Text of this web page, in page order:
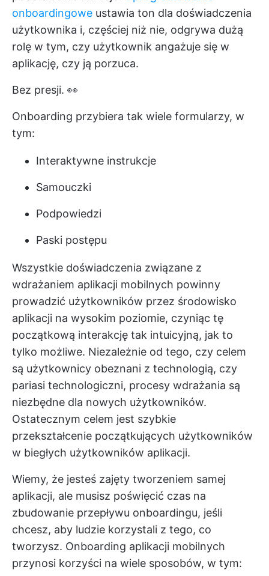
onboardingowe ustawia ton dla doświadczenia
użytkownika i, częściej niż nie, odgrywa dużą
rolę w tym, czy użytkownik angażuje się w
aplikację, czy ją porzuca.
Bez presji. 👀
Onboarding przybiera tak wiele formularzy, w
tym:
Interaktywne instrukcje
Samouczki
Podpowiedzi
Paski postępu
Wszystkie doświadczenia związane z
wdrażaniem aplikacji mobilnych powinny
prowadzić użytkowników przez środowisko
aplikacji na wysokim poziomie, czyniąc tę
początkową interakcję tak intuicyjną, jak to
tylko możliwe. Niezależnie od tego, czy celem
są użytkownicy obeznani z technologią, czy
pariasi technologiczni, procesy wdrażania są
niezbędne dla nowych użytkowników.
Ostatecznym celem jest szybkie
przekształcenie początkujących użytkowników
w biegłych użytkowników aplikacji.
Wiemy, że jesteś zajęty tworzeniem samej
aplikacji, ale musisz poświęcić czas na
zbudowanie przepływu onboardingu, jeśli
chcesz, aby ludzie korzystali z tego, co
tworzysz. Onboarding aplikacji mobilnych
przynosi korzyści na wiele sposobów, w tym: